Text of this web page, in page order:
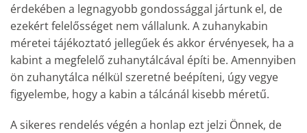
érdekében a legnagyobb gondossággal jártunk el, de
ezekért felelősséget nem vállalunk. A zuhanykabin
méretei tájékoztató jellegűek és akkor érvényesek, ha a
kabint a megfelelő zuhanytálcával építi be. Amennyiben
ön zuhanytálca nélkül szeretné beépíteni, úgy vegye
figyelembe, hogy a kabin a tálcánál kisebb méretű.
A sikeres rendelés végén a honlap ezt jelzi Önnek, de